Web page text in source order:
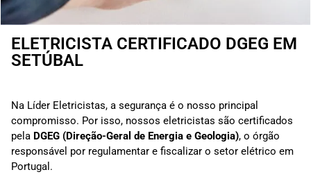
ELETRICISTA CERTIFICADO DGEG EM
SETÚBAL
Na Líder Eletricistas, a segurança é o nosso principal
compromisso. Por isso, nossos eletricistas são certificados
pela DGEG (Direção-Geral de Energia e Geologia), o órgão
responsável por regulamentar e fiscalizar o setor elétrico em
Portugal.